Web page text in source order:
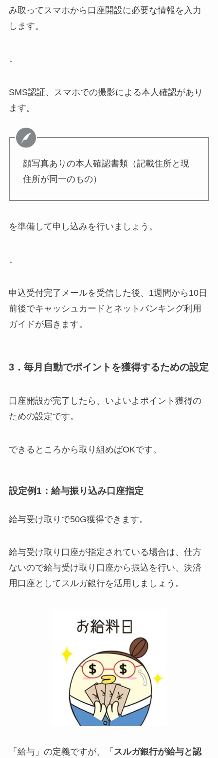
み取ってスマホから口座開設に必要な情報を入力
します。
↓
SMS認証、スマホでの撮影による本人確認があり
ます。
顔写真ありの本人確認書類（記載住所と現
住所が同一のもの）
を準備して申し込みを行いましょう。
↓
申込受付完了メールを受信した後、1週間から10日
前後でキャッシュカードとネットバンキング利用
ガイドが届きます。
3．毎月自動でポイントを獲得するための設定
口座開設が完了したら、いよいよポイント獲得の
ための設定です。
できるところから取り組めばOKです。
設定例1：給与振り込み口座指定
給与受け取りで50G獲得できます。
給与受け取り口座が指定されている場合は、仕方
ないので給与受け取り口座から振込を行い、決済
用口座としてスルガ銀行を活用しましょう。
「給与」の定義ですが、「 スルガ銀行が給与と認